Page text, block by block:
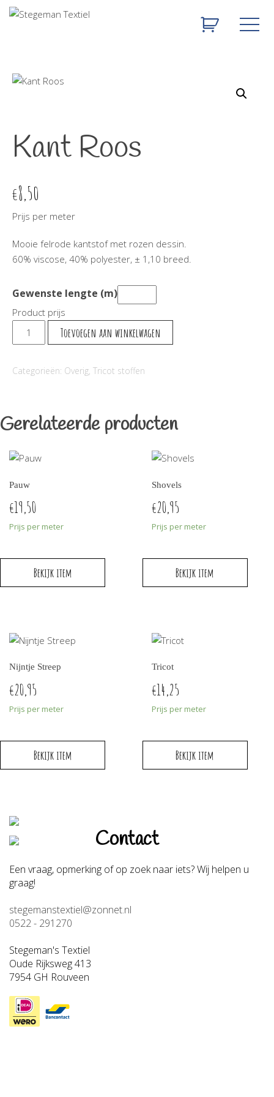
Kant Roos
€8,50
Prijs per meter
Mooie felrode kantstof met rozen dessin.
60% viscose, 40% polyester, ± 1,10 breed.
Gewenste lengte (m)
Product prijs
Kant
Roos
Toevoegen aan winkelwagen
Categorieën: Overig, Tricot stoffen
Gerelateerde producten
Pauw
€19,50
Prijs per meter
Bekijk item
Shovels
€20,95
Prijs per meter
Bekijk item
Nijntje Streep
€20,95
Prijs per meter
Bekijk item
Tricot
€14,25
Prijs per meter
Bekijk item
Contact
Een vraag, opmerking of op zoek naar iets? Wij helpen u
graag!
stegemanstextiel@zonnet.nl
0522 - 291270
Stegeman's Textiel
Oude Rijksweg 413
7954 GH Rouveen